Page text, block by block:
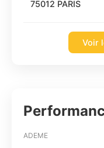
75012 PARIS
Voir
ADEME